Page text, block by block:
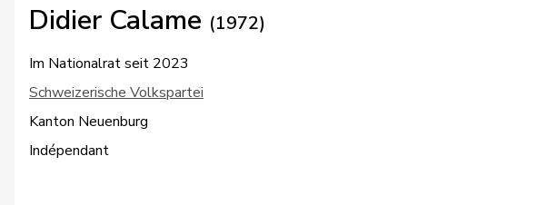
Didier Calame (1972)
Im Nationalrat seit 2023
Schweizerische Volkspartei
Kanton Neuenburg
Indépendant